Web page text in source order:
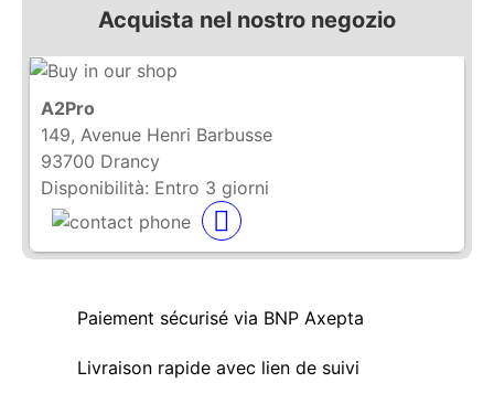
Acquista nel nostro negozio
A2Pro
149, Avenue Henri Barbusse
93700 Drancy
Disponibilità: Entro 3 giorni
Paiement sécurisé via BNP Axepta
Livraison rapide avec lien de suivi